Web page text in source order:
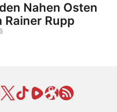
Nahen Osten
Rainer Rupp